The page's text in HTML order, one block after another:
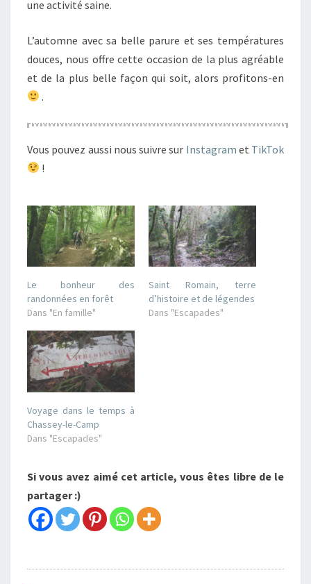
une activité saine.
L’automne avec sa belle parure et ses températures
douces, nous offre cette occasion de la plus agréable
et de la plus belle façon qui soit, alors profitons-en
.
Vous pouvez aussi nous suivre sur Instagram et TikTok
!
Le bonheur des
randonnées en forêt
Dans "En famille"
Saint Romain, terre
d’histoire et de légendes
Dans "Escapades"
Voyage dans le temps à
Chassey-le-Camp
Dans "Escapades"
Si vous avez aimé cet article, vous êtes libre de le
partager :)